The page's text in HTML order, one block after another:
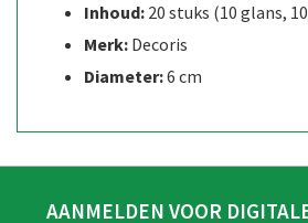
Inhoud: 20 stuks (10 glans,
Merk: Decoris
Diameter:6 cm
AANMELDEN VOOR